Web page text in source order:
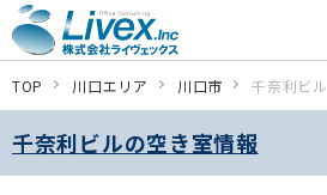
TOP 川口エリア 川口市 千奈利ビル
千奈利ビルの空き室情報